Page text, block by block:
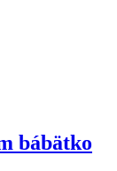
bábätko